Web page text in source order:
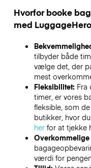
Hvorfor booke
med
tilbyder både
vælge det, der
mest
Fleksibilitet: Fra
timer, er vores
fleksible, som
butikker, hvor
herfor at tjekke
værdi for